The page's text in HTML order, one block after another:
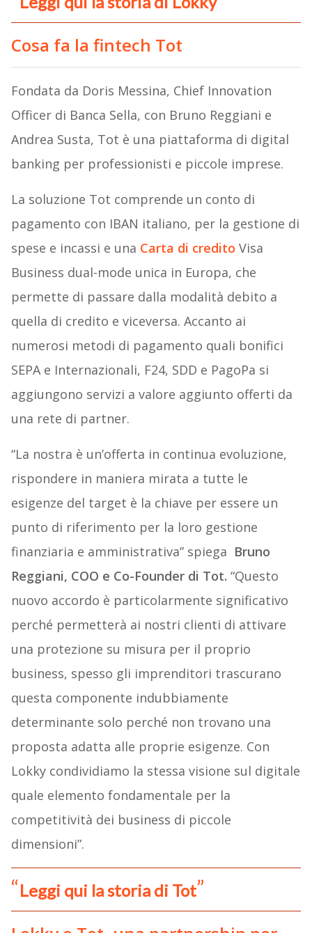
Cosa fa la fintech Tot
Fondata da Doris Messina, Chief Innovation
Officer di Banca Sella, con Bruno Reggiani e
Andrea Susta, Tot è una piattaforma di digital
banking per professionisti e piccole imprese.
La soluzione Tot comprende un conto di
pagamento con IBAN italiano, per la gestione di
spese e incassi e una Carta di credito Visa
Business dual-mode unica in Europa, che
permette di passare dalla modalità debito a
quella di credito e viceversa. Accanto ai
numerosi metodi di pagamento quali bonifici
SEPA e Internazionali, F24, SDD e PagoPa si
aggiungono servizi a valore aggiunto offerti da
una rete di partner.
“La nostra è un’offerta in continua evoluzione,
rispondere in maniera mirata a tutte le
esigenze del target è la chiave per essere un
punto di riferimento per la loro gestione
finanziaria e amministrativa” spiega Bruno
Reggiani, COO e Co-Founder di Tot. “Questo
nuovo accordo è particolarmente significativo
perché permetterà ai nostri clienti di attivare
una protezione su misura per il proprio
business, spesso gli imprenditori trascurano
questa componente indubbiamente
determinante solo perché non trovano una
proposta adatta alle proprie esigenze. Con
Lokky condividiamo la stessa visione sul digitale
quale elemento fondamentale per la
competitività dei business di piccole
dimensioni”.
Leggi qui la storia di Tot